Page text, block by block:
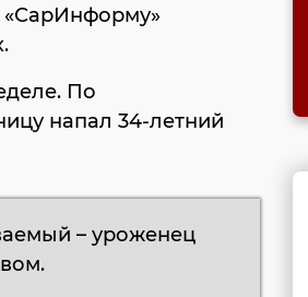
«СарИнформу»
По
напал 34-летний
– уроженец